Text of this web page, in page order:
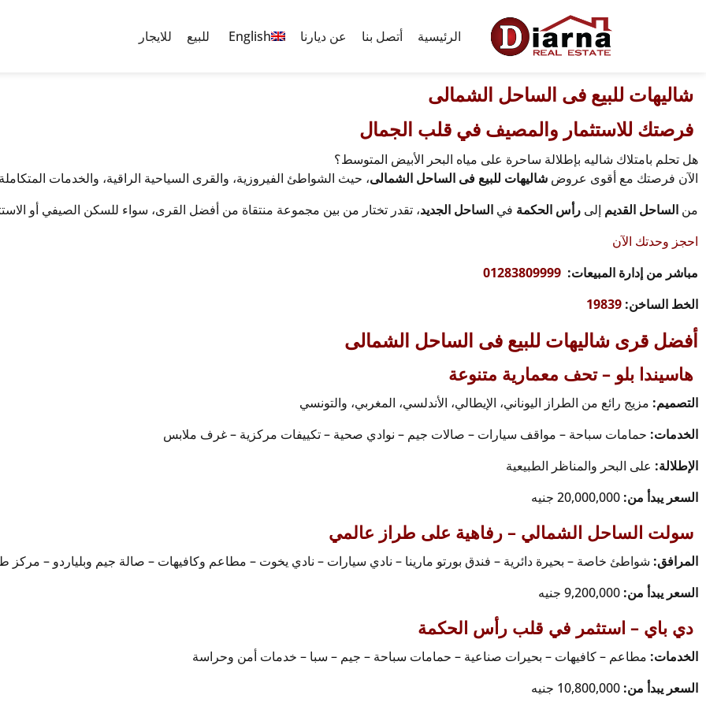
الرئيسية أتصل بنا عن ديارنا English للبيع للايجار
شاليهات للبيع فى الساحل الشمالى
فرصتك للاستثمار والمصيف في قلب الجمال
هل تحلم بامتلاك شاليه بإطلالة ساحرة على مياه البحر الأبيض المتوسط؟
الآن فرصتك مع أقوى عروض شاليهات للبيع فى الساحل الشمالى، حيث الشواطئ الفيروزية، والقرى السياحية الراقية، والخدمات
من الساحل القديم إلى رأس الحكمة في الساحل الجديد، تقدر تختار من بين مجموعة منتقاة من أفضل القرى، سواء للسكن الصيفي أو
احجز وحدتك الآن
مباشر من إدارة المبيعات: 01283809999
الخط الساخن: 19839
أفضل قرى شاليهات للبيع فى الساحل الشمالى
هاسيندا بلو – تحف معمارية متنوعة
التصميم: مزيج رائع من الطراز اليوناني، الإيطالي، الأندلسي، المغربي، والتونسي
الخدمات: حمامات سباحة – مواقف سيارات – صالات جيم – نوادي صحية – تكييفات مركزية – غرف ملابس
الإطلالة: على البحر والمناظر الطبيعية
السعر يبدأ من:
سولت الساحل الشمالي – رفاهية على طراز عالمي
المرافق: شواطئ خاصة – بحيرة دائرية – فندق بورتو مارينا – نادي سيارات – نادي يخوت – مطاعم وكافيهات – صالة جيم وبلياردو – مركز
السعر يبدأ من:
دي باي – استثمر في قلب رأس الحكمة
الخدمات: مطاعم – كافيهات – بحيرات صناعية – حمامات سباحة – جيم – سبا – خدمات أمن وحراسة
السعر يبدأ من: